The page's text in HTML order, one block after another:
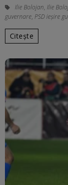
Ilie Bolojan, Ilie
guvernare, PSD ieșire
Citește